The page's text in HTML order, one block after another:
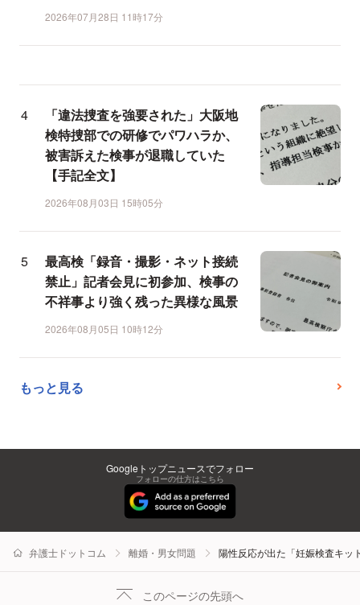
2026年07月28日 11時17分
「違法捜査を強要された」大阪地
検特捜部での研修でパワハラか、
被害訴えた検事が退職していた
【手記全文】
2026年08月03日 15時05分
最高検「録音・撮影・ネット接続
禁止」記者会見に初参加、検事の
不祥事より強く残った異様な風景
2026年08月05日 10時12分
もっと見る
Googleトップニュースでフォロー
フォローの仕方はこちら
弁護士ドットコム 離婚・男女問題 陽性反応が出た「妊娠検査キッ
このページの先頭へ